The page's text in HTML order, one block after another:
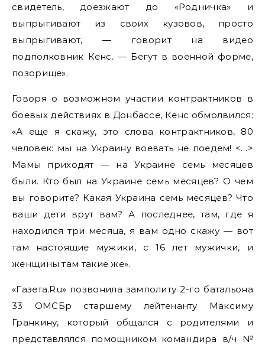
свидетель, доезжают до «Родничка» и
выпрыгивают из своих кузовов, просто
выпрыгивают, — говорит на видео
подполковник Кенс. — Бегут в военной форме,
позорище».
Говоря о возможном участии контрактников в
боевых действиях в Донбассе, Кенс обмолвился:
«А еще я скажу, это слова контрактников, 80
человек: мы на Украину воевать не поедем! <…>
Мамы приходят — на Украине семь месяцев
были. Кто был на Украине семь месяцев? О чем
вы говорите? Какая Украина семь месяцев? Что
ваши дети врут вам? А последнее, там, где я
находился три месяца, я вам одно скажу — вот
там настоящие мужики, с 16 лет мужички, и
женщины там такие же».
«Газета.Ru» позвонила замполиту 2-го батальона
33 ОМСБр старшему лейтенанту Максиму
Гранкину, который общался с родителями и
представлялся помощником командира в/ч №